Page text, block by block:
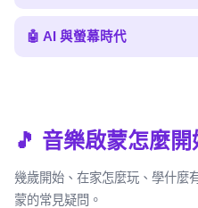
🤖 AI 與螢幕時代
🎵 音樂啟蒙怎麼開
幾歲開始、在家怎麼玩、學什
蒙的常見疑問。